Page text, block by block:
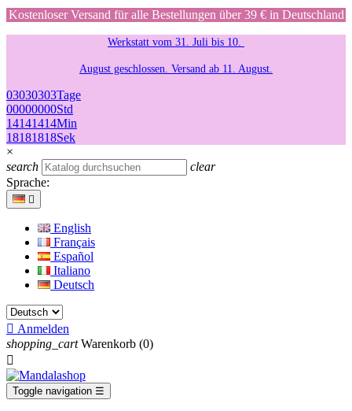
Kostenloser Versand für alle Bestellungen über 39 € in Deutschland
Werkstatt vom 31. Juli bis 10.
August geschlossen. Versand ab 11. August.
03030303Tage
00000000Std
14141414Min
18181818Sek
×
search
clear
Sprache:

English
Français
Español
Italiano
Deutsch
 Anmelden
shopping_cart Warenkorb (0)

Toggle navigation ☰